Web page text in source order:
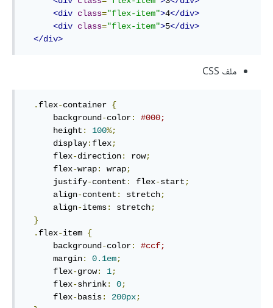
<div class="flex-item">4</div>
<div class="flex-item">5</div>
</div>
ملف CSS
. flex-container {
      background
-color:
#000;
      height
: 100%;
      display
: flex;
      flex
-direction: row;
      flex
-wrap: wrap;
      justify
-content : flex-start ;
      align
-content : stretch;
      align
-items: stretch;
}
. flex-item {
      background
-color:
#ccf;
      margin
: 0.1em;
      flex
-grow: 1;
      flex
-shrink: 0;
      flex
-basis: 200px;